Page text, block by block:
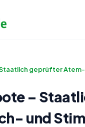
geprüfter
–
und